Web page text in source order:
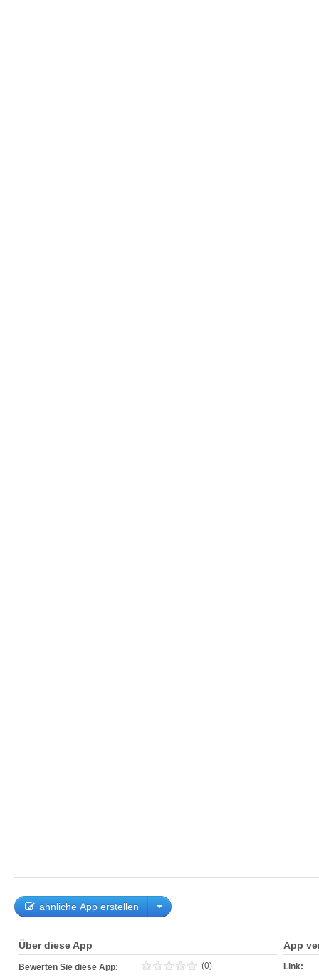
ähnliche App erstellen
Über diese App
Bewerten Sie diese App: (0)
App
Link: